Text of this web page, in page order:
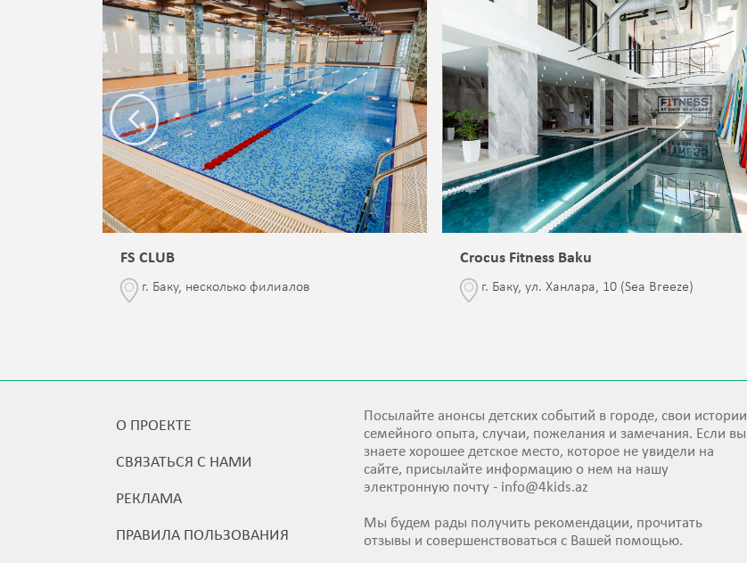
FS CLUB
г. Баку, несколько филиалов
Crocus Fitness Baku
г. Баку, ул. Ханлара, 10 (Sea Breeze)
О ПРОЕКТЕ
СВЯЗАТЬСЯ С НАМИ
РЕКЛАМА
ПРАВИЛА ПОЛЬЗОВАНИЯ
Посылайте анонсы детских событий в городе, свои истории
семейного опыта, случаи, пожелания и замечания. Если вы
знаете хорошее детское место, которое не увидели на
сайте, присылайте информацию о нем на нашу
электронную почту - info@4kids.az
Мы будем рады получить рекомендации, прочитать
отзывы и совершенствоваться с Вашей помощью.